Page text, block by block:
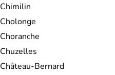
Chimilin
Cholonge
Choranche
Chuzelles
Château-Bernard